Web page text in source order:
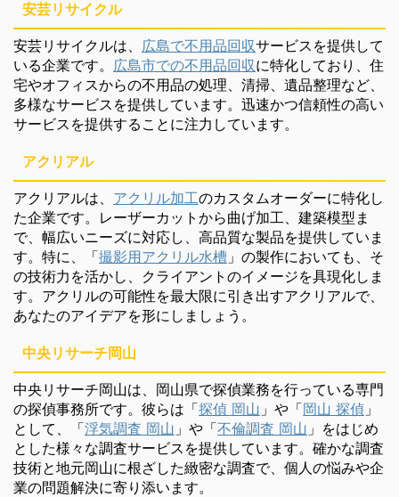
安芸リサイクル
安芸リサイクルは、 広島で不用品回収サービスを提供して
いる企業です。 広島市での不用品回収に特化しており、住
宅やオフィスからの不用品の処理、清掃、遺品整理など、
多様なサービスを提供しています。迅速かつ信頼性の高い
サービスを提供することに注力しています。
アクリアル
アクリアルは、 アクリル加工のカスタムオーダーに特化し
た企業です。レーザーカットから曲げ加工、建築模型ま
で、幅広いニーズに対応し、高品質な製品を提供していま
す。特に、「撮影用アクリル水槽 」の製作においても、そ
の技術力を活かし、クライアントのイメージを具現化しま
す。アクリルの可能性を最大限に引き出すアクリアルで、
あなたのアイデアを形にしましょう。
中央リサーチ岡山
中央リサーチ岡山は、岡山県で探偵業務を行っている専門
の探偵事務所です。彼らは「探偵 岡山 」や「岡山 探偵 」
として、「浮気調査 岡山 」や「不倫調査 岡山 」をはじめ
とした様々な調査サービスを提供しています。確かな調査
技術と地元岡山に根ざした緻密な調査で、個人の悩みや企
業の問題解決に寄り添います。